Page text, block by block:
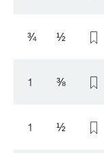
¾ ½
1 ⅜
1 ½